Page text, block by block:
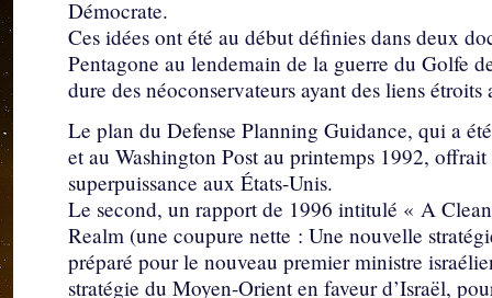
Démocrate.
Ces idées ont été au début définies dans deux
Pentagone au lendemain de la guerre du Golfe
dure des néoconservateurs ayant des liens
Le plan du Defense Planning Guidance, qui a
et au Washington Post au printemps 1992,
superpuissance aux États-Unis.
Le second, un rapport de 1996 intitulé « A
Realm (une coupure nette : Une nouvelle
préparé pour le nouveau premier ministre
stratégie du Moyen-Orient en faveur d’Israël,